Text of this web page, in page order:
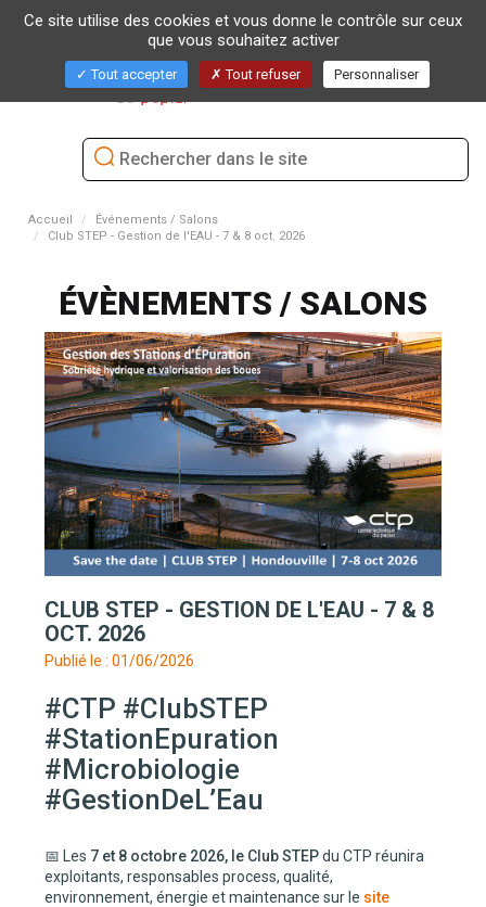
Accueil
Événements / Salons
Club STEP - Gestion de l'EAU - 7 & 8 oct. 2026
ÉVÈNEMENTS / SALONS
CLUB STEP - GESTION DE L'EAU - 7 & 8
OCT. 2026
Publié le : 01/06/2026
#CTP #ClubSTEP
#StationEpuration
#Microbiologie
#GestionDeL’Eau
📅 Les 7 et 8 octobre 2026, le Club STEPdu CTP réunira
exploitants, responsables process, qualité,
environnement, énergie et maintenance sur le site
Ce site utilise des cookies et vous donne le contrôle sur ceux
que vous souhaitez activer
Tout accepter Tout refuser Personnaliser